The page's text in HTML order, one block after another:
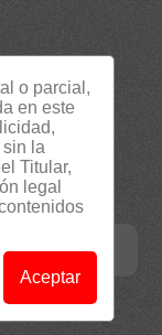
o parcial,
en este
la
Titular,
legal
Aceptar